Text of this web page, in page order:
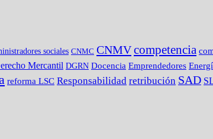
sociales CNMC CNMVcompetencia
Mercantil DGRN Docencia Emprendedores
reforma LSC Responsabilidad retribución SAD